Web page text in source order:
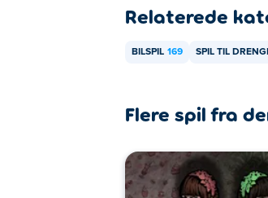
Relaterede
BILSPIL 169 SPIL TIL
Flere spil fra